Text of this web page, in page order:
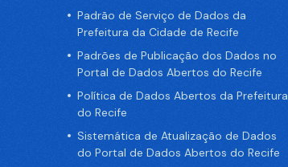
Padrão de Serviço de Dados da
Prefeitura da Cidade de Recife
Padrões de Publicação dos Dados no
Portal de Dados Abertos do Recife
Política de Dados Abertos da Prefeitura
do Recife
Sistemática de Atualização de Dados
do Portal de Dados Abertos do Recife